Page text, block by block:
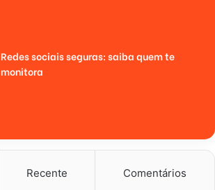
Redes sociais seguras: saiba quem te
monitora
Recente Comentários